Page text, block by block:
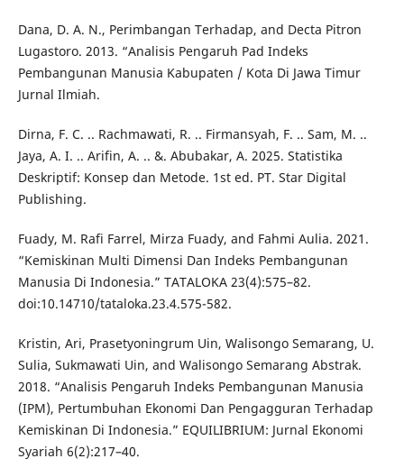
Dana, D. A. N., Perimbangan Terhadap, and Decta Pitron
Lugastoro. 2013. “Analisis Pengaruh Pad Indeks
Pembangunan Manusia Kabupaten / Kota Di Jawa Timur
Jurnal Ilmiah.
Dirna, F. C. .. Rachmawati, R. .. Firmansyah, F. .. Sam, M. ..
Jaya, A. I. .. Arifin, A. .. &. Abubakar, A. 2025. Statistika
Deskriptif: Konsep dan Metode. 1st ed. PT. Star Digital
Publishing.
Fuady, M. Rafi Farrel, Mirza Fuady, and Fahmi Aulia. 2021.
“Kemiskinan Multi Dimensi Dan Indeks Pembangunan
Manusia Di Indonesia.” TATALOKA 23(4):575–82.
doi:10.14710/tataloka.23.4.575-582.
Kristin, Ari, Prasetyoningrum Uin, Walisongo Semarang, U.
Sulia, Sukmawati Uin, and Walisongo Semarang Abstrak.
2018. “Analisis Pengaruh Indeks Pembangunan Manusia
(IPM), Pertumbuhan Ekonomi Dan Pengagguran Terhadap
Kemiskinan Di Indonesia.” EQUILIBRIUM: Jurnal Ekonomi
Syariah 6(2):217–40.